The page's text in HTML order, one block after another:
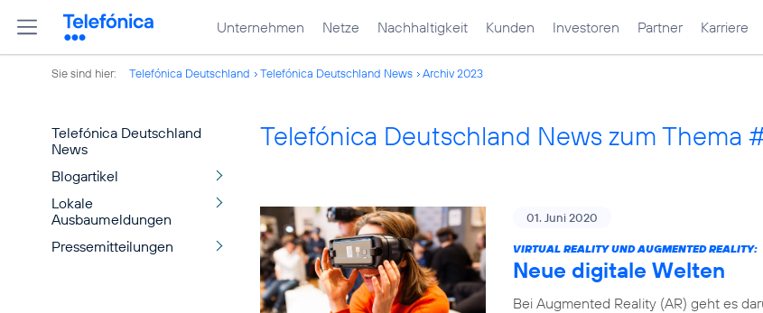
Unternehmen Netze Nachhaltigkeit Kunden Investoren Partner Karriere
Sie sind hier: Telefónica Deutschland Telefónica Deutschland News Archiv 2023
Telefónica Deutschland
News
Blogartikel
Lokale
Ausbaumeldungen
Pressemitteilungen
Telefónica Deutschland News zum Thema
01. Juni 2020
VIRTUAL REALITY UND AUGMENTED REALITY:
Neue digitale Welten
Bei Augmented Reality (AR) geht es